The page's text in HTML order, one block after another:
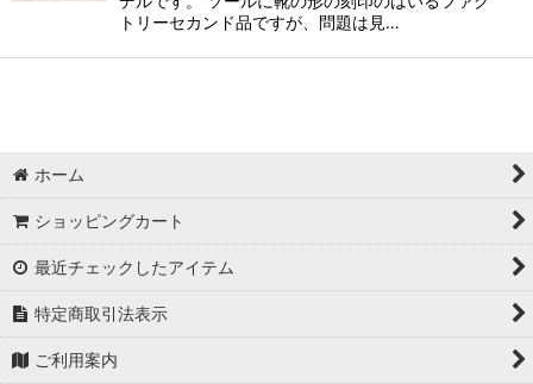
トリーセカンド品ですが、問題は見…
ホーム
ショッピングカート
最近チェックしたアイテム
特定商取引法表示
ご利用案内